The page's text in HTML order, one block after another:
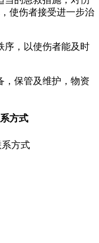
使伤者接受进一步治
序，以使伤者能及时
，保管及维护，物资
方式
系方式